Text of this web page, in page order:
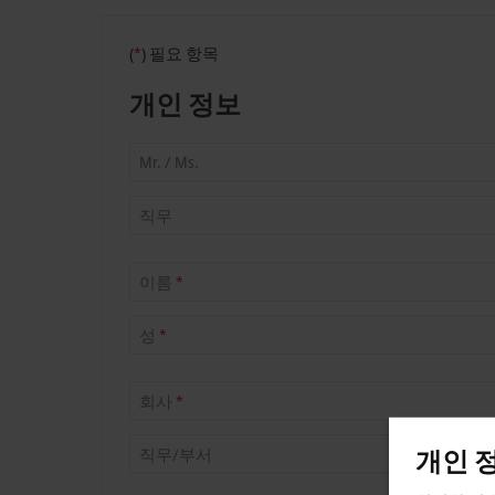
(*) 필요 항목
개인 정보
Mr. / Ms.
직무
이름 *
성 *
회사 *
직무/부서 개인